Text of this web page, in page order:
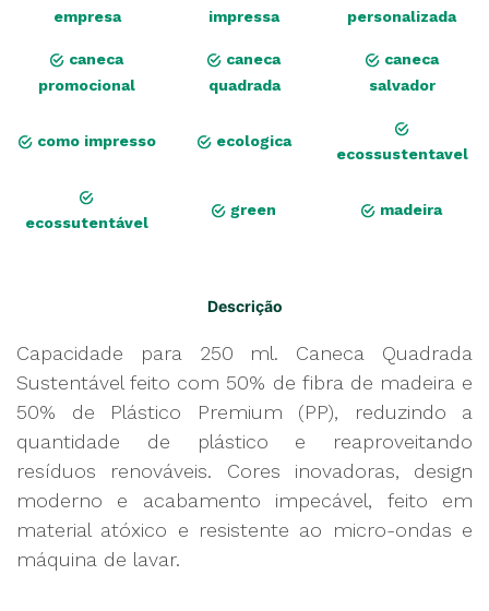
empresa
impressa
personalizada
caneca
promocional
caneca
quadrada
caneca
salvador
como impresso ecologica
ecossustentavel
ecossutentável
green madeira
Descrição
Capacidade para 250 ml. Caneca Quadrada
Sustentável feito com 50% de fibra de madeira e
50% de Plástico Premium (PP), reduzindo a
quantidade de plástico e reaproveitando
resíduos renováveis. Cores inovadoras, design
moderno e acabamento impecável, feito em
material atóxico e resistente ao micro-ondas e
máquina de lavar.